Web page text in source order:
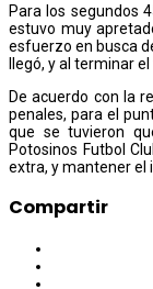
Para los segundos
estuvo muy
esfuerzo en busca
llegó, y al terminar
De acuerdo con la
penales, para el
que se tuvieron
Potosinos Futbol
extra, y mantener el
Compartir